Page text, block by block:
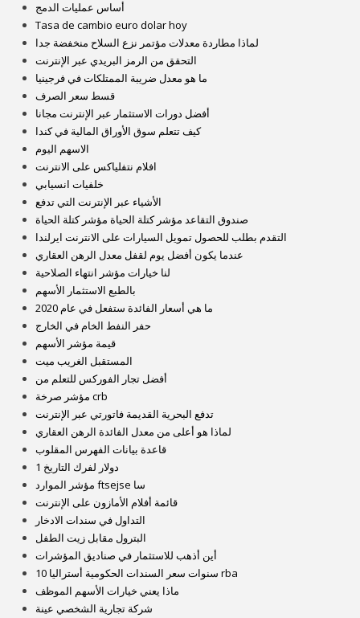
أساس عمليات الدمج
Tasa de cambio euro dolar hoy
لماذا مطاردة معدلات مؤتمر نزع السلاح منخفضة جدا
التحقق من الرمز البريدي عبر الإنترنت
ما هو معدل ضريبة الممتلكات في فرجينيا
قسط سعر الصرف
أفضل دورات الاستثمار عبر الإنترنت مجانا
كيف تتعلم سوق الأوراق المالية في كندا
الاسهم اليوم
افلام نتفلياكس على الانترنت
خلفيات انسيابي
الأشياء عبر الإنترنت التي تدفع
صندوق التقاعد مؤشر كتلة الحياة مؤشر كتلة الحياة
التقدم بطلب للحصول تمويل السيارات على الانترنت ايرلندا
عندما يكون أفضل يوم لقفل معدل الرهن العقاري
لنا خيارات مؤشر انتهاء الصلاحية
بالطبع الاستثمار الأسهم
ما هي أسعار الفائدة ستفعل في عام 2020
حفر النفط الخام في الخارج
قيمة مؤشر الأسهم
المستقبل الغريب ميت
أفضل تجار الفوركس للتعلم من
مؤشر صرخة crb
تدفع البحرية القديمة فاتورتي عبر الإنترنت
لماذا هو أعلى من معدل الفائدة الرهن العقاري
قاعدة بيانات الفهرس المقلوب
1 دولار لفرك التاريخ
مؤشر الموارد ftsejse سا
قائمة أفلام الأمازون على الإنترنت
التداول في سندات الادخار
البترول مقابل زيت الطفل
أين أذهب للاستثمار في صناديق المؤشرات
10 سنوات سعر السندات الحكومية أستراليا rba
ماذا يعني خيارات الأسهم الموظف
شركة تجارية الشخصي عينة